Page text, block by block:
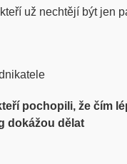
už nechtějí být jen
pochopili, že čím
dokážou dělat